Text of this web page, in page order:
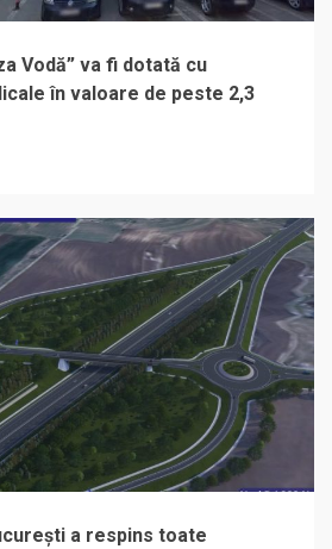
Vodă” va fi dotată cu
în valoare de peste 2,3
a respins toate